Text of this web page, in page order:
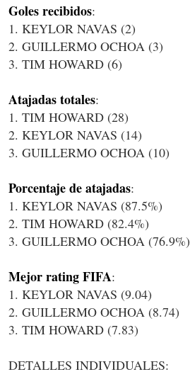
Goles recibidos:
1. KEYLOR NAVAS (2)
2. GUILLERMO OCHOA (3)
3. TIM HOWARD (6)
Atajadas totales:
1. TIM HOWARD (28)
2. KEYLOR NAVAS (14)
3. GUILLERMO OCHOA (10)
Porcentaje de atajadas:
1. KEYLOR NAVAS (87.5%)
2. TIM HOWARD (82.4%)
3. GUILLERMO OCHOA (76.9%)
Mejor rating FIFA:
1. KEYLOR NAVAS (9.04)
2. GUILLERMO OCHOA (8.74)
3. TIM HOWARD (7.83)
DETALLES INDIVIDUALES: